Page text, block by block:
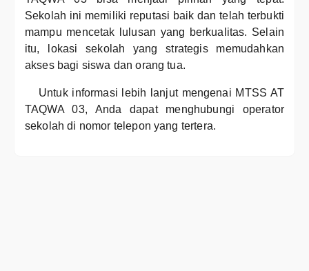
Sekolah ini memiliki reputasi baik dan telah terbukti
mampu mencetak lulusan yang berkualitas. Selain
itu, lokasi sekolah yang strategis memudahkan
akses bagi siswa dan orang tua.
Untuk informasi lebih lanjut mengenai MTSS AT
TAQWA 03, Anda dapat menghubungi operator
sekolah di nomor telepon yang tertera.